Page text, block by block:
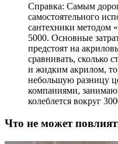
Справка: Самым
самостоятельного
сантехники методом
5000. Основные
предстоят на
сравнивать, сколько
и жидким акрилом,
небольшую разницу
компаниями,
колеблется вокруг
Что не может